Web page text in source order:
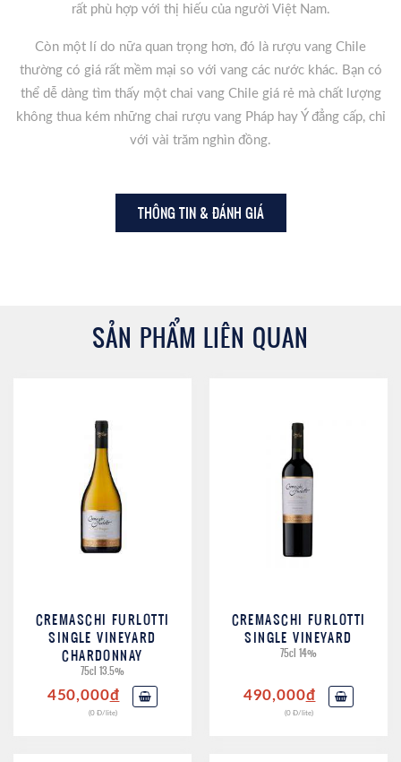
rất phù hợp với thị hiếu của người Việt Nam.
Còn một lí do nữa quan trọng hơn, đó là rượu vang Chile
thường có giá rất mềm mại so với vang các nước khác. Bạn có
thể dễ dàng tìm thấy một chai vang Chile giá rẻ mà chất lượng
không thua kém những chai rượu vang Pháp hay Ý đẳng cấp, chỉ
với vài trăm nghìn đồng.
THÔNG TIN & ĐÁNH GIÁ
SẢN PHẨM LIÊN QUAN
CREMASCHI FURLOTTI
SINGLE VINEYARD
CHARDONNAY
75cl 13.5%
450,000đ
(0 Đ/lite)
CREMASCHI FURLOTTI
SINGLE VINEYARD
75cl 14%
490,000đ
(0 Đ/lite)